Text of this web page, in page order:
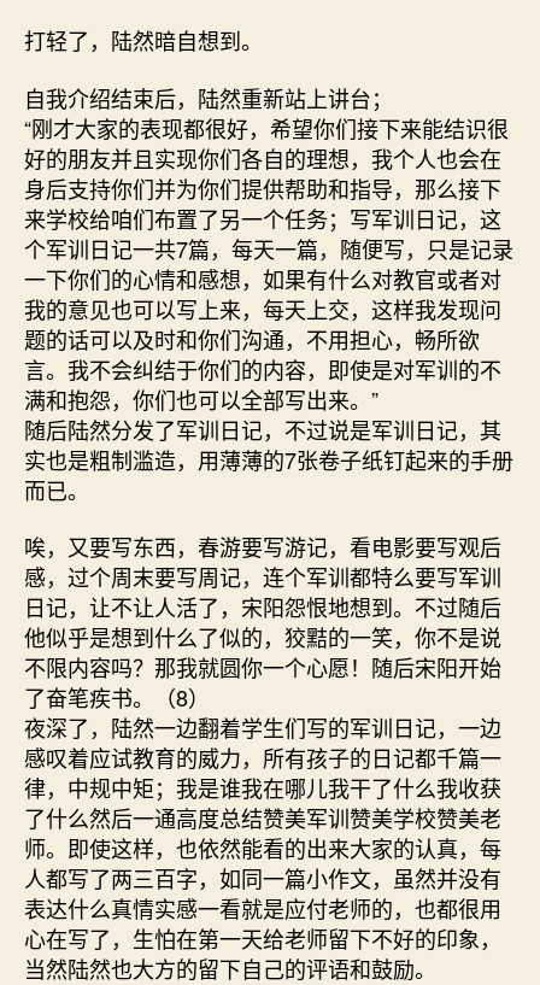
打轻了，陆然暗自想到。
自我介绍结束后，陆然重新站上讲台；
“刚才大家的表现都很好，希望你们接下来能结识很
好的朋友并且实现你们各自的理想，我个人也会在
身后支持你们并为你们提供帮助和指导，那么接下
来学校给咱们布置了另一个任务；写军训日记，这
个军训日记一共7篇，每天一篇，随便写，只是记录
一下你们的心情和感想，如果有什么对教官或者对
我的意见也可以写上来，每天上交，这样我发现问
题的话可以及时和你们沟通，不用担心，畅所欲
言。我不会纠结于你们的内容，即使是对军训的不
满和抱怨，你们也可以全部写出来。”
随后陆然分发了军训日记，不过说是军训日记，其
实也是粗制滥造，用薄薄的7张卷子纸钉起来的手册
而已。
唉，又要写东西，春游要写游记，看电影要写观后
感，过个周末要写周记，连个军训都特么要写军训
日记，让不让人活了，宋阳怨恨地想到。不过随后
他似乎是想到什么了似的，狡黠的一笑，你不是说
不限内容吗？那我就圆你一个心愿！随后宋阳开始
了奋笔疾书。（8）
夜深了，陆然一边翻着学生们写的军训日记，一边
感叹着应试教育的威力，所有孩子的日记都千篇一
律，中规中矩；我是谁我在哪儿我干了什么我收获
了什么然后一通高度总结赞美军训赞美学校赞美老
师。即使这样，也依然能看的出来大家的认真，每
人都写了两三百字，如同一篇小作文，虽然并没有
表达什么真情实感一看就是应付老师的，也都很用
心在写了，生怕在第一天给老师留下不好的印象，
当然陆然也大方的留下自己的评语和鼓励。